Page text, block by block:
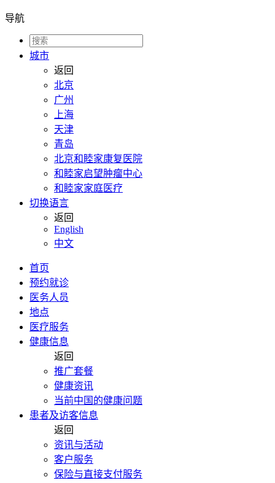
导航
城市
返回
北京
广州
上海
天津
青岛
北京和睦家康复医院
和睦家启望肿瘤中心
和睦家家庭医疗
切换语言
返回
English
中文
首页
预约就诊
医务人员
地点
医疗服务
健康信息
返回
推广套餐
健康资讯
当前中国的健康问题
患者及访客信息
返回
资讯与活动
客户服务
保险与直接支付服务